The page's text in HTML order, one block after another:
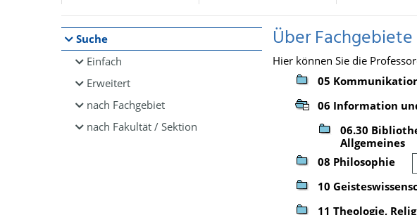
Suche
Einfach
Erweitert
nach Fachgebiet
nach Fakultät / Sektion
Über
Hier können Sie die
05
06 Information
06.30
Allgemeines
08 Philosophie
10
11 Theologie,